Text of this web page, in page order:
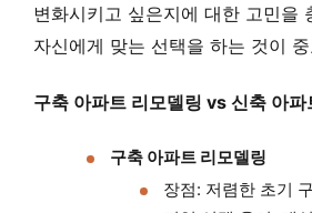
변화시키고 싶은지에 대한 고민을
자신에게 맞는 선택을 하는 것이
구축 아파트 리모델링 vs 신축 아
구축 아파트 리모델링
장점: 저렴한 초기